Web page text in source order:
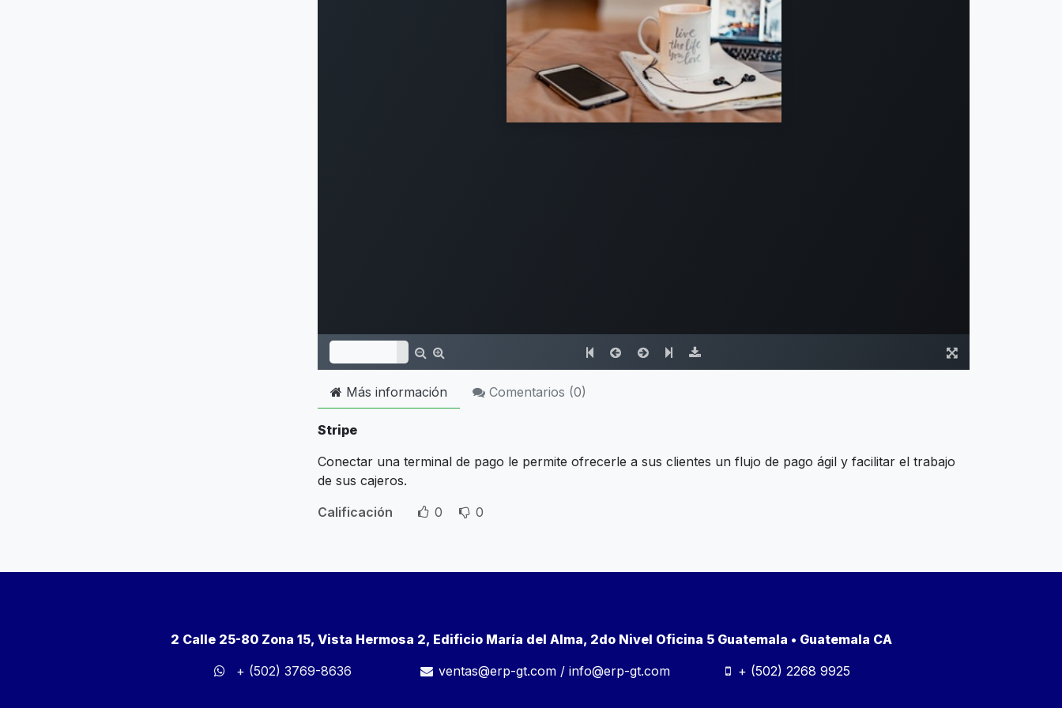
Más información Comentarios (0)
Stripe
Conectar una terminal de pago le permite ofrecerle a sus clientes un flujo de pago ágil y facilitar el trabajo
de sus cajeros.
Calificación
0 0
2 Calle 25-80 Zona 15, Vista Hermosa 2, Edificio María del Alma, 2do Nivel Oficina 5 Guatemala • Guatemala CA
+ (502) 3769-8636
ventas@erp-gt.com /info@erp-gt.com + (502) 2268 9925